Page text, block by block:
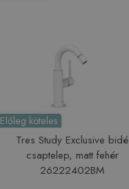
Előleg köteles
Tres Study Exclusive bidé
csaptelep, matt fehér
26222402BM